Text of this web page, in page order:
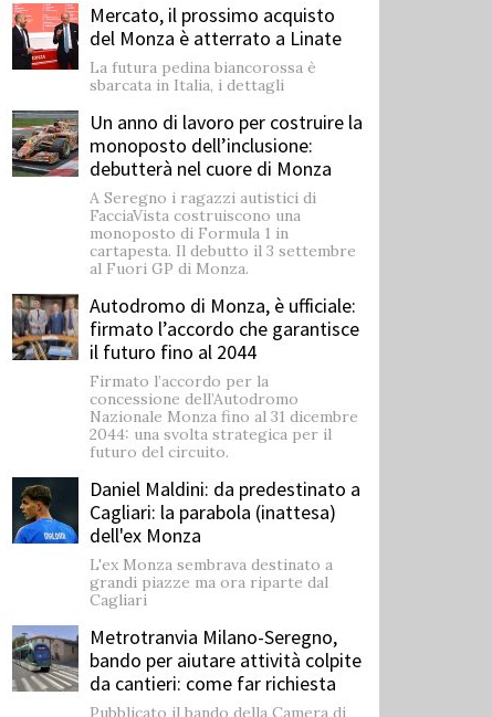
Mercato, il prossimo acquisto
del Monza è atterrato a Linate
La futura pedina biancorossa è
sbarcata in Italia, i dettagli
Un anno di lavoro per costruire la
monoposto dell’inclusione:
debutterà nel cuore di Monza
A Seregno i ragazzi autistici di
FacciaVista costruiscono una
monoposto di Formula 1 in
cartapesta. Il debutto il 3 settembre
al Fuori GP di Monza.
Autodromo di Monza, è ufficiale:
firmato l’accordo che garantisce
il futuro fino al 2044
Firmato l’accordo per la
concessione dell’Autodromo
Nazionale Monza fino al 31 dicembre
2044: una svolta strategica per il
futuro del circuito.
Daniel Maldini: ​da predestinato a
Cagliari: la parabola (inattesa)
dell'ex Monza
L'ex Monza sembrava destinato a
grandi piazze ma ora riparte dal
Cagliari
Metrotranvia Milano-Seregno,
bando per aiutare attività colpite
da cantieri: come far richiesta
Pubblicato il bando della Camera di